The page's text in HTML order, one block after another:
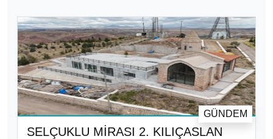
SELÇUKLU MİRASI 2. KILIÇASLAN
GÜNDEM